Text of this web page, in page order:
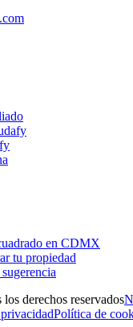
en CDMX
tu propiedad
derechos reservados
Política de